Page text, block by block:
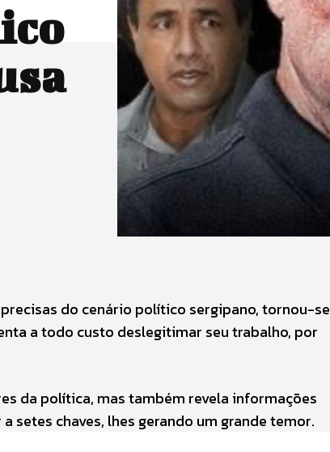
do cenário político sergipano, tornou-se
a todo custo deslegitimar seu trabalho, por
da política, mas também revela informações
chaves, lhes gerando um grande temor.